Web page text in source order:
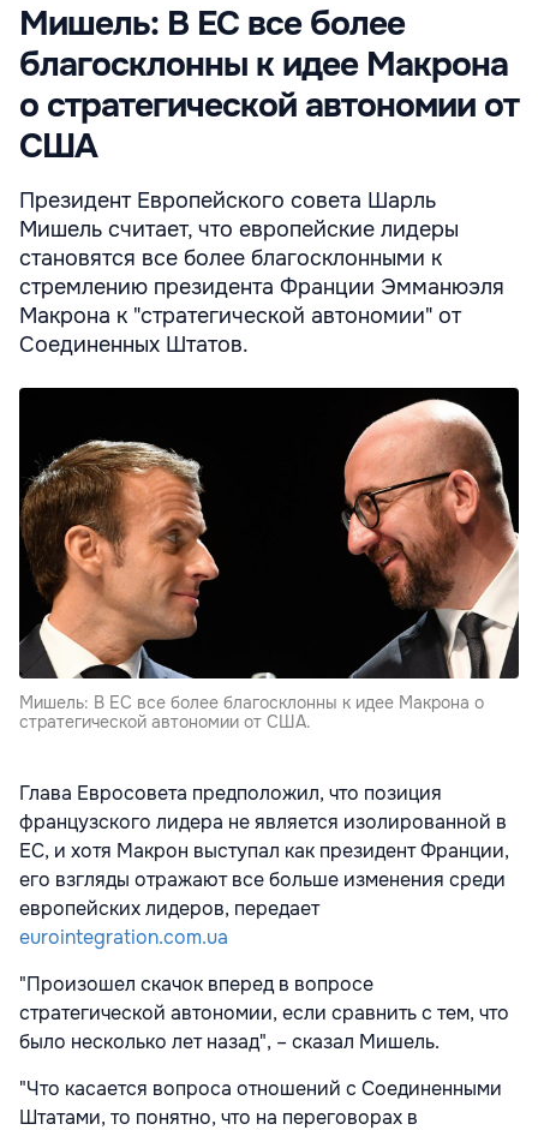
Мишель: В ЕС все более
благосклонны к идее Макрона
о стратегической автономии от
США
Президент Европейского совета Шарль
Мишель считает, что европейские лидеры
становятся все более благосклонными к
стремлению президента Франции Эмманюэля
Макрона к "стратегической автономии" от
Соединенных Штатов.
Мишель: В ЕС все более благосклонны к идее Макрона о
стратегической автономии от США.
Глава Евросовета предположил, что позиция
французского лидера не является изолированной в
ЕС, и хотя Макрон выступал как президент Франции,
его взгляды отражают все больше изменения среди
европейских лидеров, передает
eurointegration.com.ua
"Произошел скачок вперед в вопросе
стратегической автономии, если сравнить с тем, что
было несколько лет назад", – сказал Мишель.
"Что касается вопроса отношений с Соединенными
Штатами, то понятно, что на переговорах в